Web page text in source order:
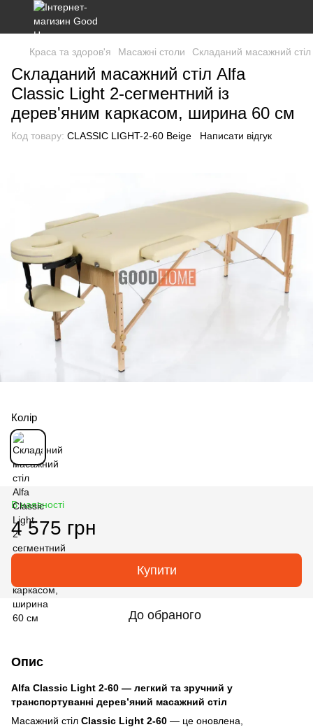
Краса та здоров'я Масажні столи Складаний масажний
Складаний масажний стіл Alfa
Classic Light 2-сегментний із
дерев'яним каркасом, ширина 60 см
Код товару: CLASSIC LIGHT-2-60 Beige Написати відгук
Колір
В наявності
4 575 грн
Купити
До обраного
Опис
Alfa Classic Light 2-60 — легкий та зручний у
транспортуванні дерев’яний масажний стіл
Масажний стіл Classic Light 2-60 — це оновлена,